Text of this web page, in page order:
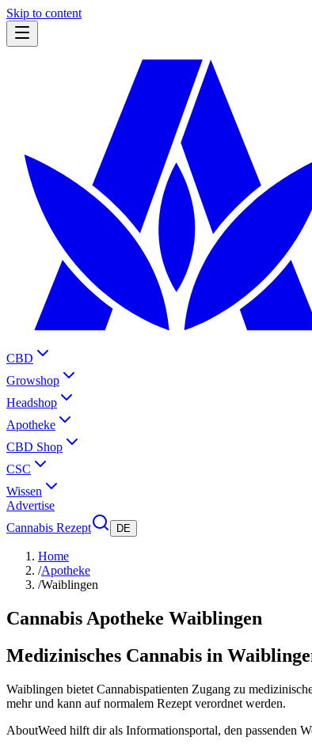
Skip to content
CBD
Growshop
Headshop
Apotheke
CBD Shop
CSC
Wissen
Advertise
Cannabis Rezept
DE
Home
/Apotheke
/Waiblingen
Cannabis Apotheke Waiblingen
Medizinisches Cannabis in
Waiblingen bietet Cannabispatienten Zugang zu
mehr und kann auf normalem Rezept verordnet werden.
AboutWeed hilft dir als Informationsportal, den passenden